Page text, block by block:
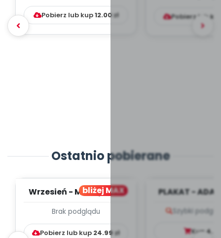
Pobierz lub kup12.00zł Pobierz lub
Ostatnio pobierane
bliżej MAX
Wrzesień - MIESIĘCZNY
WYCHOWAWCZO –
DYDAKTYC...
Brak podglądu
Pobierz lub kup 24.99zł
PLAKAT -
Szybki
Kup